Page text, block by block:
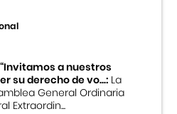
a nuestros
su derecho de vo...:La
General Ordinaria
Extraordin...